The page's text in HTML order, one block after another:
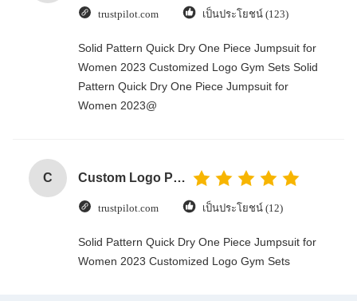
trustpilot.com เป็นประโยชน์ (123)
Solid Pattern Quick Dry One Piece Jumpsuit for
Women 2023 Customized Logo Gym Sets Solid
Pattern Quick Dry One Piece Jumpsuit for
Women 2023@
C Custom Logo Paper Cardboard Packing Folding White / Black / Rose Gold Luxury Magnetic Gift Box with Ribbon Closure
trustpilot.com เป็นประโยชน์ (12)
Solid Pattern Quick Dry One Piece Jumpsuit for
Women 2023 Customized Logo Gym Sets